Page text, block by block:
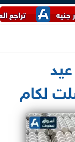
تراجع العملة
لكام